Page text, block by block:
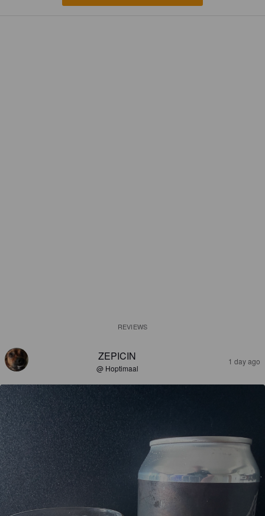
REVIEWS
ZEPICIN
@ Hoptimaal
1 day ago